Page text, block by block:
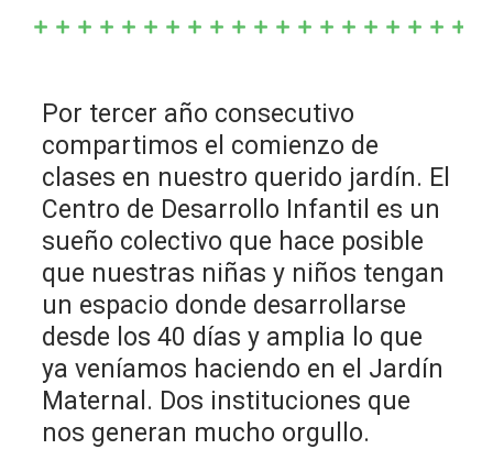
Por tercer año consecutivo
compartimos el comienzo de
clases en nuestro querido jardín. El
Centro de Desarrollo Infantil es un
sueño colectivo que hace posible
que nuestras niñas y niños tengan
un espacio donde desarrollarse
desde los 40 días y amplia lo que
ya veníamos haciendo en el Jardín
Maternal. Dos instituciones que
nos generan mucho orgullo.